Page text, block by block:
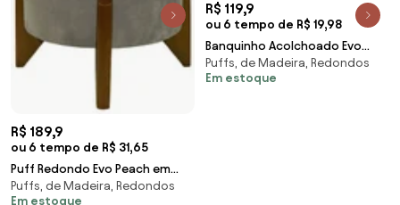
R$ 189,9
ou 6 tempo de R$ 31,65
Puff Redondo Evo Peach em
Veludo com Pés Escandinavo -
Puffs, de Madeira, Redondos
Em estoque
R$ 119,9
ou 6 tempo de R$ 19,98
Banquinho Acolchoado Evo
Retangular Peach Veludo em
Várias Cores - Verde
Puffs, de Madeira, Redondos
Em estoque